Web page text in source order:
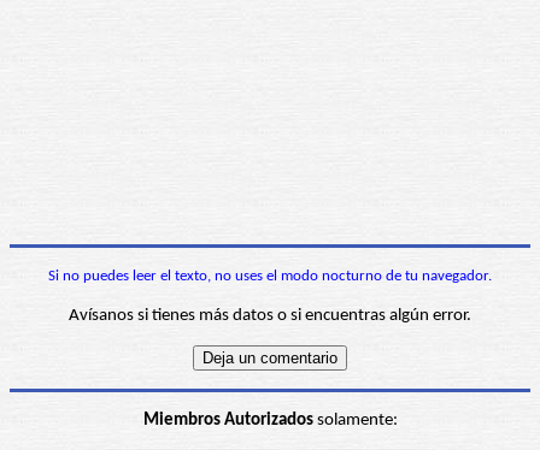
Si no puedes leer el texto, no uses el modo nocturno de tu navegador.
Avísanos si tienes más datos o si encuentras algún error.
Miembros Autorizadossolamente: